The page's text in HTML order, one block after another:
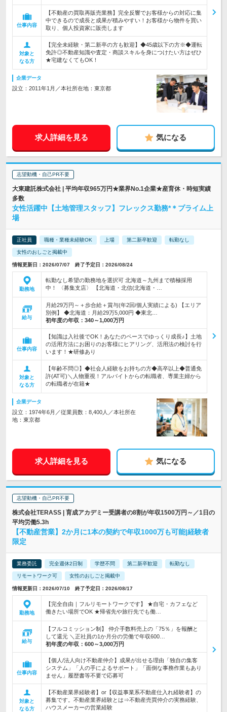
仕事内容
【不動産の買取再販売業務】完全反響でお客様からの対応に集
中できるので成長と成果が積みやすい！お客様から物件を買い
取り、個人投資家に販売します
対象と
なる方
【完全未経験・第二新卒の方も歓迎】◆45歳以下の方※◆運転
免許◎不動産知識や査定・商談スキルを身につけたい方はぜひ
★宅建なくてもOK！
企業データ
設立：2011年1月／本社所在地：東京都
求人詳細を見る 気になる
志望動機・自己PR不要
大東建託株式会社 | 平均年収965万円★業界No.1企業★産育休・時短実績
多数
女性活躍中【土地管理スタッフ】フレックス勤務*＊プライム上
場
正社員 職種・業種未経験OK 上場 第二新卒歓迎 転勤なし
女性のおしごと掲載中
情報更新日：2026/07/07 終了予定日：2026/08/24
勤務地
転勤なし希望の勤務地を選択可 北海道～九州まで積極採用
中！ 〈募集支店〉 【北海道・北信(北海道・…
給与
月給29万円～＋歩合給＋賞与(年2回/個人実績による) 【エリア
別例】 ◆北海道：月給29万5,000円 ◆東北…
初年度の年収： 340～1,000万円
仕事内容
【知識は入社後でOK！あなたのペースでゆっくり成長♪】土地
の活用方法にお困りのお客様にヒアリング、活用法の検討を行
います！★研修あり
対象と
なる方
【年齢不問◎】◆社会人経験をお持ちの方◆高卒以上◆普通免
許(AT可)＼人物重視！アルバイトからの転職者、専業主婦から
の転職者が在籍★
企業データ
設立：1974年6月／従業員数：8,400人／本社所在
地：東京都
求人詳細を見る 気になる
志望動機・自己PR不要
株式会社TERASS | 育成アカデミー受講者の8割が年収1500万円～／1日の
平均労働5.3h
【不動産営業】2か月に1本の契約で年収1000万も可能|経験者
限定
業務委託 完全週休2日制 学歴不問 第二新卒歓迎 転勤なし
リモートワーク可 女性のおしごと掲載中
情報更新日：2026/07/10 終了予定日：2026/08/17
勤務地
【完全自由｜フルリモートワークです】 ★自宅・カフェなど
働きたい場所でOK ★帰省先や旅行先でも働…
給与
【フルコミッション制】 仲介手数料売上の「75％」を報酬と
して還元 ＼正社員の1か月分の労働で年収600…
初年度の年収： 600～3,000万円
仕事内容
【個人/法人向け不動産仲介】成果が出せる理由「独自の集客
システム」「人の手によるサポート」「面倒な事務作業もあり
ません」履歴書等不要で応募可
対象と
なる方
【不動産業界経験者】or【収益事業系不動産仕入れ経験者】の
募集です。不動産業界経験とは⇒不動産売買仲介の実務経験、
ハウスメーカーの営業経験